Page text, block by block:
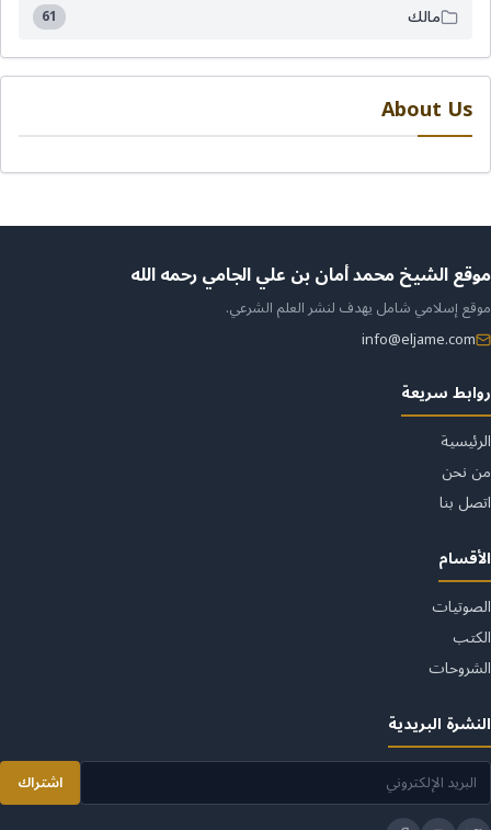
مالك 61
About Us
عن
الموقع
موقع الشيخ محمد أمان بن علي الجامي رحمه الله
موقع إسلامي شامل يهدف لنشر العلم الشرعي.
info@eljame.com
روابط سريعة
الرئيسية
من نحن
اتصل بنا
الأقسام
الصوتيات
الكتب
الشروحات
النشرة البريدية
اشتراك